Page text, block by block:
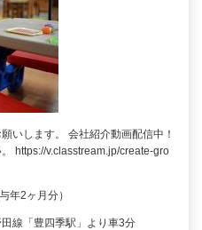
いします。 会社紹介動画配信中！
https://v.classtream.jp/create-gro
年2ヶ月分）
線「豊四季駅」より車3分